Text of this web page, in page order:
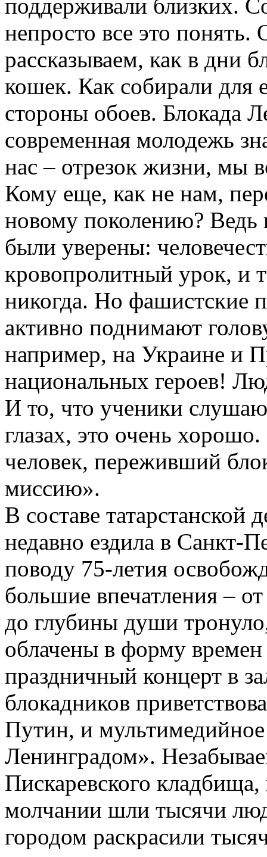
поддерживали близких.
непросто все это
рассказываем, как в дни
кошек. Как собирали для
стороны обоев. Блокада
современная молодежь
нас – отрезок жизни, мы
Кому еще, как не нам,
новому поколению? Ведь
были уверены:
кровопролитный урок, и
никогда. Но фашистские
активно поднимают
например, на Украине и
национальных героев!
И то, что ученики
глазах, это очень
человек, переживший
миссию».
В составе татарстанской
недавно ездила в Санкт-
поводу 75-летия
большие впечатления –
до глубины души
облачены в форму
праздничный концерт в
блокадников
Путин, и
Ленинградом».
Пискаревского
молчании шли тысячи
городом раскрасили